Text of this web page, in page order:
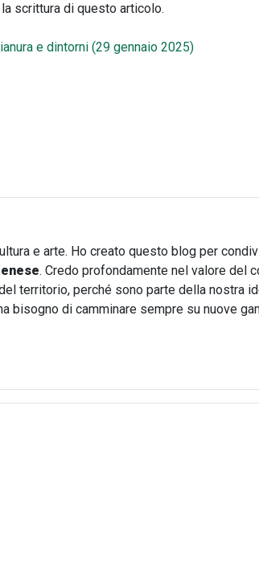
scrittura di questo articolo.
e dintorni (29 gennaio 2025)
e arte. Ho creato questo blog per
. Credo profondamente nel valore del
territorio, perché sono parte della nostra
bisogno di camminare sempre su nuove